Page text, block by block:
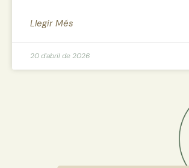
Llegir Més
20 d'abril de 2026